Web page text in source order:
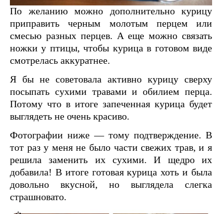
По желанию можно дополнительно курицу
приправить черным молотым перцем или
смесью разных перцев. А еще можно связать
ножки у птицы, чтобы курица в готовом виде
смотрелась аккуратнее.
Я бы не советовала активно курицу сверху
посыпать сухими травами и обилием перца.
Потому что в итоге запеченная курица будет
выглядеть не очень красиво.
Фотографии ниже — тому подтверждение. В
тот раз у меня не было части свежих трав, и я
решила заменить их сухими. И щедро их
добавила! В итоге готовая курица хоть и была
довольно вкусной, но выглядела слегка
страшновато.